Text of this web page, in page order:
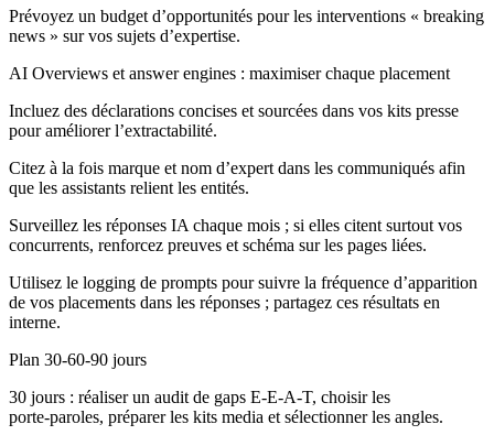
Prévoyez un budget d’opportunités pour les interventions « breaking
news » sur vos sujets d’expertise.
AI Overviews et answer engines : maximiser chaque placement
Incluez des déclarations concises et sourcées dans vos kits presse
pour améliorer l’extractabilité.
Citez à la fois marque et nom d’expert dans les communiqués afin
que les assistants relient les entités.
Surveillez les réponses IA chaque mois ; si elles citent surtout vos
concurrents, renforcez preuves et schéma sur les pages liées.
Utilisez le logging de prompts pour suivre la fréquence d’apparition
de vos placements dans les réponses ; partagez ces résultats en
interne.
Plan 30-60-90 jours
30 jours : réaliser un audit de gaps E‑E‑A‑T, choisir les
porte‑paroles, préparer les kits media et sélectionner les angles.